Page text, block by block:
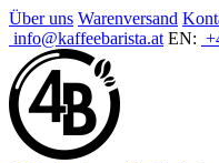
Über uns Warenversand
info@kaffeebarista.at EN: